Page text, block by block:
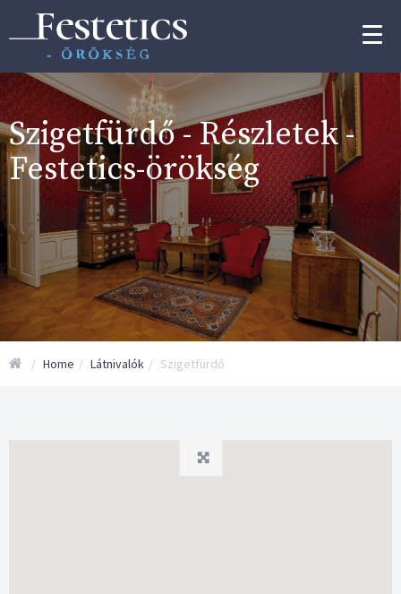
Szigetfürdő - Részletek -
Festetics-örökség
Kezdőoldal
Home Látnivalók Szigetfürdő